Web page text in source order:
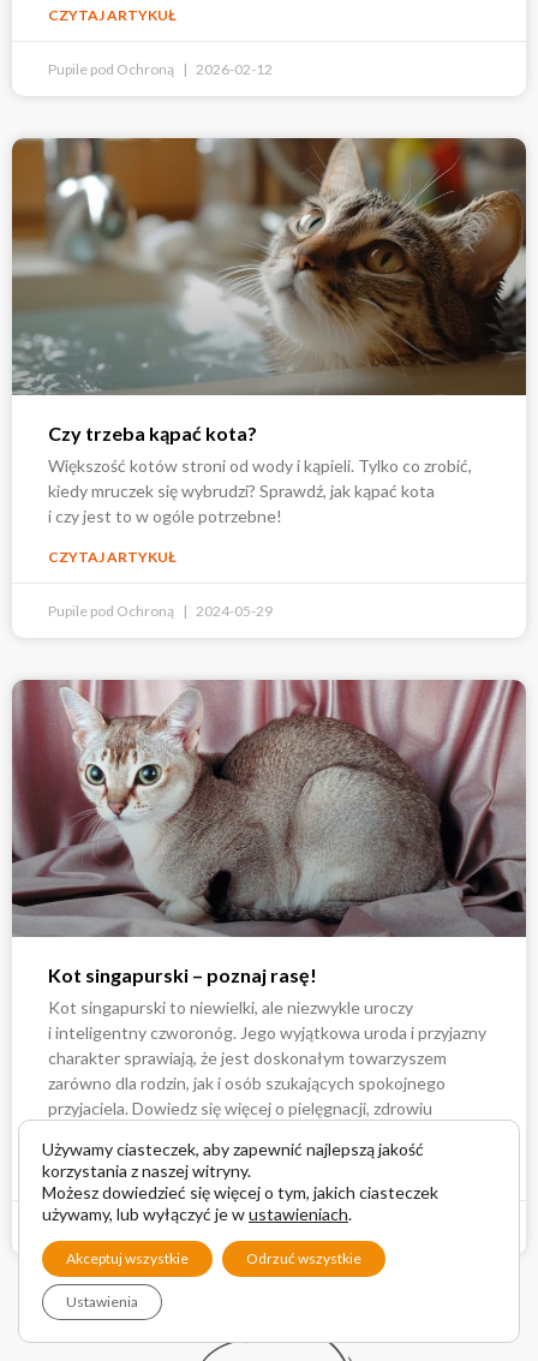
CZYTAJ ARTYKUŁ
Pupile pod Ochroną 2026-02-12
Czy trzeba kąpać kota?
Większość kotów stroni od wody i kąpieli. Tylko co zrobić,
kiedy mruczek się wybrudzi? Sprawdź, jak kąpać kota
i czy jest to w ogóle potrzebne!
CZYTAJ ARTYKUŁ
Pupile pod Ochroną 2024-05-29
Kot singapurski – poznaj rasę!
Kot singapurski to niewielki, ale niezwykle uroczy
i inteligentny czworonóg. Jego wyjątkowa uroda i przyjazny
charakter sprawiają, że jest doskonałym towarzyszem
zarówno dla rodzin, jak i osób szukających spokojnego
przyjaciela. Dowiedz się więcej o pielęgnacji, zdrowiu
CZYTAJ ARTYKUŁ
Pupile pod Ochroną 2025-01-13
Używamy ciasteczek, aby zapewnić najlepszą jakość
korzystania z naszej witryny.
Możesz dowiedzieć się więcej o tym, jakich ciasteczek
używamy, lub wyłączyć je wustawieniach.
Akceptuj wszystkie Odrzuć wszystkie
Ustawienia